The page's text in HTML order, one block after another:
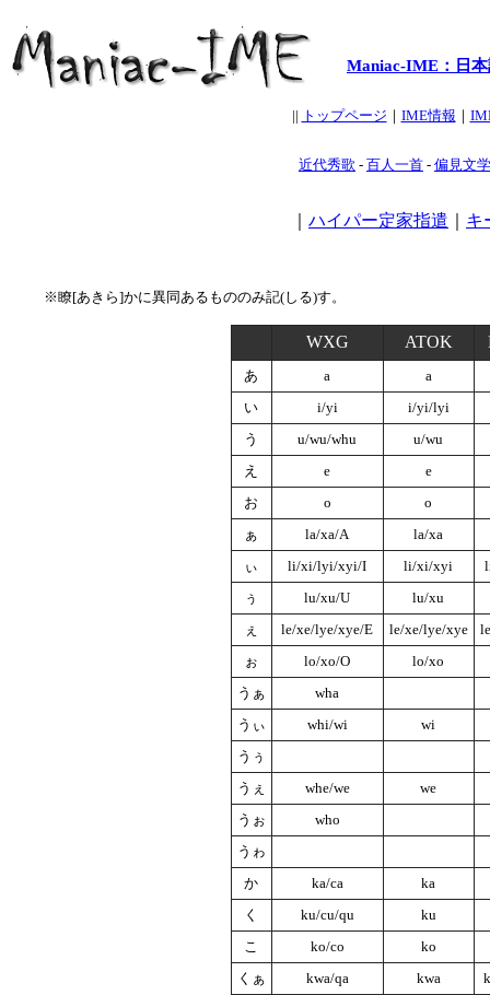
Maniac-IME：日
|| トップページ ｜ IME情報 ｜
近代秀歌 - 百人一首 - 偏見文
ハイパー定家指遣 キ
※瞭[あきら]かに異同あるもののみ記(しる)す。
WXG ATOK
あ a
a
い
i/yi
i/yi/lyi
う
u/wu/whu u/wu
え
e
e
お
o
o
ぁ
la/xa/A
la/xa
ぃ
li/xi/lyi/xyi/I li/xi/xyi
ぅ
lu/xu/U
lu/xu
ぇ
le/xe/lye/xye/E le/xe/lye/xye
ぉ
lo/xo/O
lo/xo
うぁ
wha
うぃ
whi/wi
wi
うぅ
うぇ
whe/we
we
うぉ
who
うゎ
か
ka/ca
ka
く
ku/cu/qu
ku
こ
ko/co
ko
くぁ
kwa/qa kwa